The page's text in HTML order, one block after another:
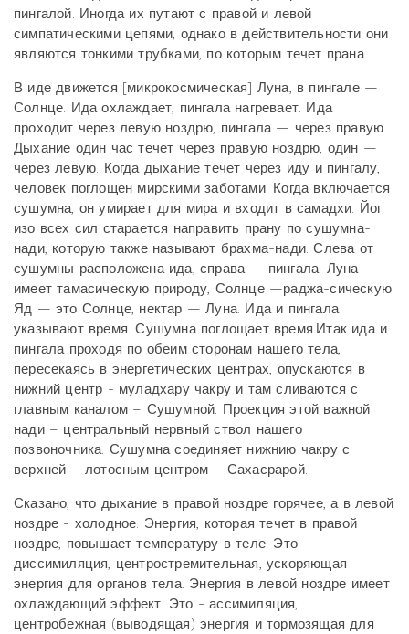
пингалой. Иногда их путают с правой и левой
симпатическими цепями, однако в действительности они
являются тонкими трубками, по которым течет прана.
В иде движется [микрокосмическая] Луна, в пингале —
Солнце. Ида охлаждает, пингала нагревает. Ида
проходит через левую ноздрю, пингала — через правую.
Дыхание один час течет через правую ноздрю, один —
через левую. Когда дыхание течет через иду и пингалу,
человек поглощен мирскими заботами. Когда включается
сушумна, он умирает для мира и входит в самадхи. Йог
изо всех сил старается направить прану по сушумна-
нади, которую также называют брахма-нади. Слева от
сушумны расположена ида, справа — пингала. Луна
имеет тамасическую природу, Солнце —раджа-сическую.
Яд — это Солнце, нектар — Луна. Ида и пингала
указывают время. Сушумна поглощает время.Итак ида и
пингала проходя по обеим сторонам нашего тела,
пересекаясь в энергетических центрах, опускаются в
нижний центр - муладхару чакру и там сливаются с
главным каналом – Сушумной. Проекция этой важной
нади – центральный нервный ствол нашего
позвоночника. Сушумна соединяет нижнию чакру с
верхней – лотосным центром – Сахасрарой.
Сказано, что дыхание в правой ноздре горячее, а в левой
ноздре - холодное. Энергия, которая течет в правой
ноздре, повышает температуру в теле. Это -
диссимиляция, центростремительная, ускоряющая
энергия для органов тела. Энергия в левой ноздре имеет
охлаждающий эффект. Это - ассимиляция,
центробежная (выводящая) энергия и тормозящая для